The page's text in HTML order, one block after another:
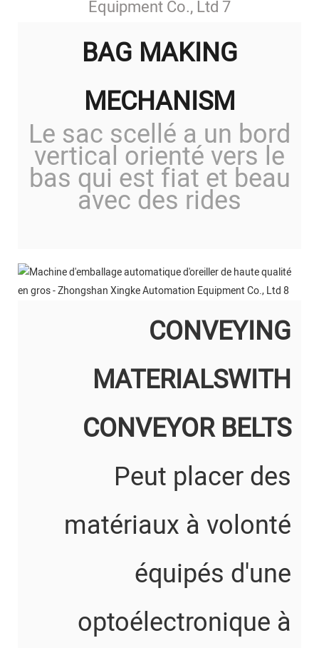
BAG MAKING
MECHANISM
Le sac scellé a un bord
vertical orienté vers le
bas qui est fiat et beau
avec des rides
CONVEYING
MATERIALSWITH
CONVEYOR BELTS
Peut placer des
matériaux à volonté
équipés d'une
optoélectronique à